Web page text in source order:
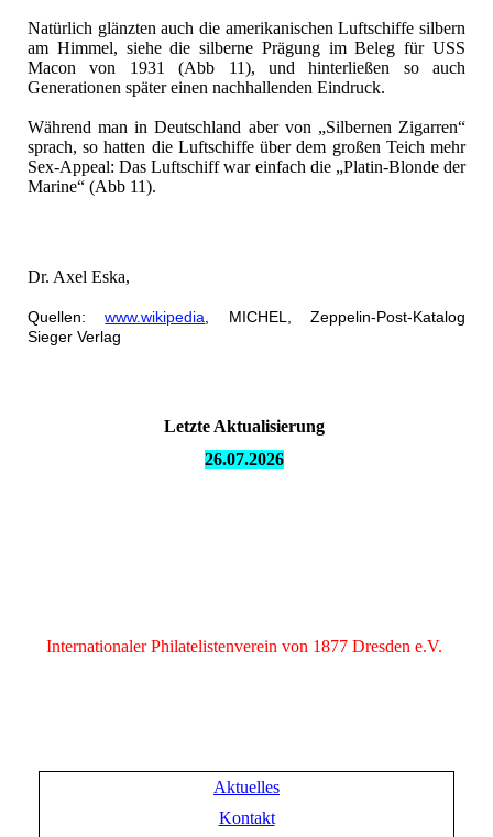
Natürlich glänzten auch die amerikanischen Luftschiffe silbern
am Himmel, siehe die silberne Prägung im Beleg für USS
Macon von 1931 (Abb 11), und hinterließen so auch
Generationen später einen nachhallenden Eindruck.
Während man in Deutschland aber von „Silbernen Zigarren“
sprach, so hatten die Luftschiffe über dem großen Teich mehr
Sex-Appeal: Das Luftschiff war einfach die „Platin-Blonde der
Marine“ (Abb 11).
Dr. Axel Eska,
Quellen:www.wikipedia, MICHEL, Zeppelin-Post-Katalog
Sieger Verlag
Letzte Aktualisierung
26.07.2026
Internationaler Philatelistenverein von 1877 Dresden e.V.
Aktuelles
Kontakt